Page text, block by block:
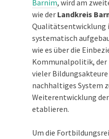
Barnim, wird am
wie der Landkreis
Qualitätsentwicklung
systematisch
wie es über die
Kommunalpolitik, der
vieler
nachhaltiges System
Weiterentwicklung
etablieren.
Um die